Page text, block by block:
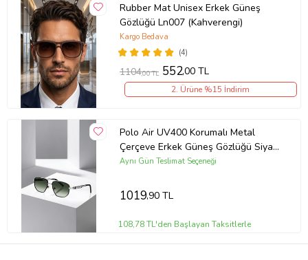
Rubber Mat Unisex Erkek Güneş
Gözlüğü Ln007 (Kahverengi)
(4)
Kargo Bedava
1104,00 TL 552,00 TL
2. Ürüne %15 İndirim
Polo Air UV400 Korumalı Metal
Çerçeve Erkek Güneş Gözlüğü Siyah
Gümüş Yeşil Renk PLG-2118C4
Aynı Gün Teslimat Seçeneği
1019,90 TL
108,78 TL'den Başlayan Taksitlerle